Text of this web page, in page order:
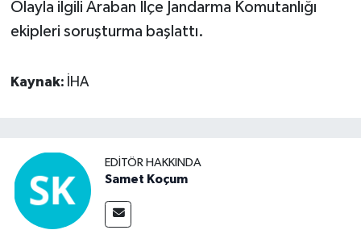
Olayla ilgili Araban İlçe Jandarma Komutanlığı
ekipleri soruşturma başlattı.
Kaynak: İHA
EDITÖR HAKKINDA
Samet Koçum